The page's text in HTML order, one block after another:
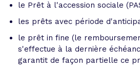
le Prêt à l'accession sociale
les prêts avec période
le prêt in fine (le
s'effectue à la dernière
garantit de façon partielle ce